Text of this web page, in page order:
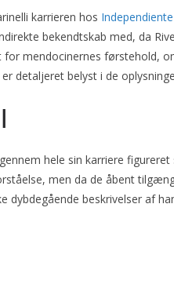
karrieren hos Independiente
bekendtskab med, da
for mendocinernes førstehold,
detaljeret belyst i de
hele sin karriere
men da de åbent
beskrivelser af